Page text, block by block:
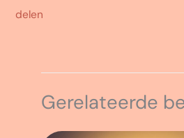
delen
Gerelateerde